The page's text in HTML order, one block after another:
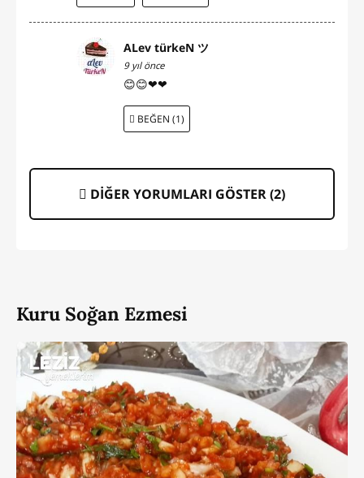
ALev türkeN ツ
9 yıl önce
😊😊❤❤
BEĞEN (1)
DİĞER YORUMLARI GÖSTER (2)
Kuru Soğan Ezmesi